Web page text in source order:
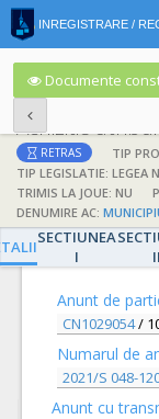
INREGISTRARE /
Documente
RETRAS
TIP
TIP LEGISLATIE: LEGEA
TRIMIS LA JOUE: NU
DENUMIRE AC:
SECTIUNEA
I
II
DETALII
Anunt de
CN1029054/
Numarul de
2021/S 048-
Anunt cu